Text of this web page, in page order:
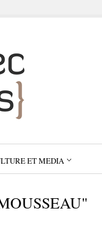
ET MEDIA